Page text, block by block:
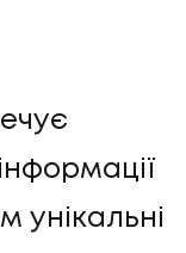
унікальні